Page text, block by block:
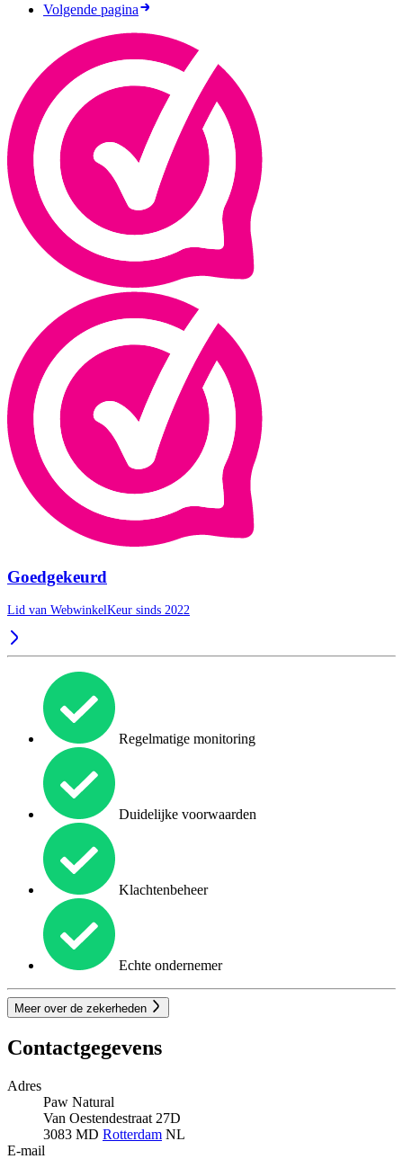
Volgende pagina
Goedgekeurd
Lid van WebwinkelKeur sinds 2022
Regelmatige monitoring
Duidelijke voorwaarden
Klachtenbeheer
Echte ondernemer
Meer over de zekerheden
Contactgegevens
Adres
Paw Natural
Van Oestendestraat 27D
3083 MD Rotterdam NL
E-mail